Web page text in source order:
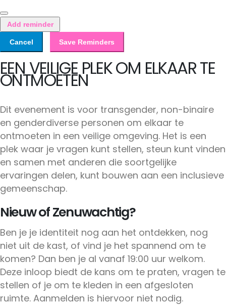
Add reminder
Cancel Save Reminders
EEN VEILIGE PLEK OM ELKAAR TE
ONTMOETEN
Dit evenement is voor transgender, non-binaire
en genderdiverse personen om elkaar te
ontmoeten in een veilige omgeving. Het is een
plek waar je vragen kunt stellen, steun kunt vinden
en samen met anderen die soortgelijke
ervaringen delen, kunt bouwen aan een inclusieve
gemeenschap.
Nieuw of Zenuwachtig?
Ben je je identiteit nog aan het ontdekken, nog
niet uit de kast, of vind je het spannend om te
komen? Dan ben je al vanaf 19:00 uur welkom.
Deze inloop biedt de kans om te praten, vragen te
stellen of je om te kleden in een afgesloten
ruimte. Aanmelden is hiervoor niet nodig.